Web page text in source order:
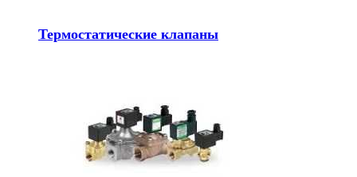
Термостатические клапаны